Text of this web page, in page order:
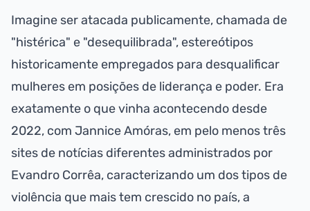
Imagine ser atacada publicamente, chamada de
"histérica" e "desequilibrada", estereótipos
historicamente empregados para desqualificar
mulheres em posições de liderança e poder. Era
exatamente o que vinha acontecendo desde
2022, com Jannice Amóras, em pelo menos três
sites de notícias diferentes administrados por
Evandro Corrêa, caracterizando um dos tipos de
violência que mais tem crescido no país, a